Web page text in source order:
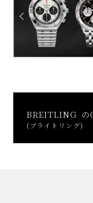
BREITLING の
(ブライトリング)